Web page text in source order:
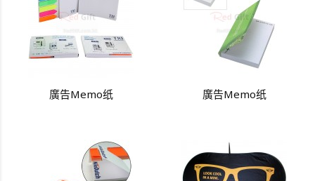
廣告Memo纸 廣告Memo纸